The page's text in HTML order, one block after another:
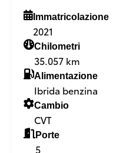
Immatricolazione
2021
Chilometri
35.057 km
Alimentazione
Ibrida benzina
Cambio
CVT
Porte
5